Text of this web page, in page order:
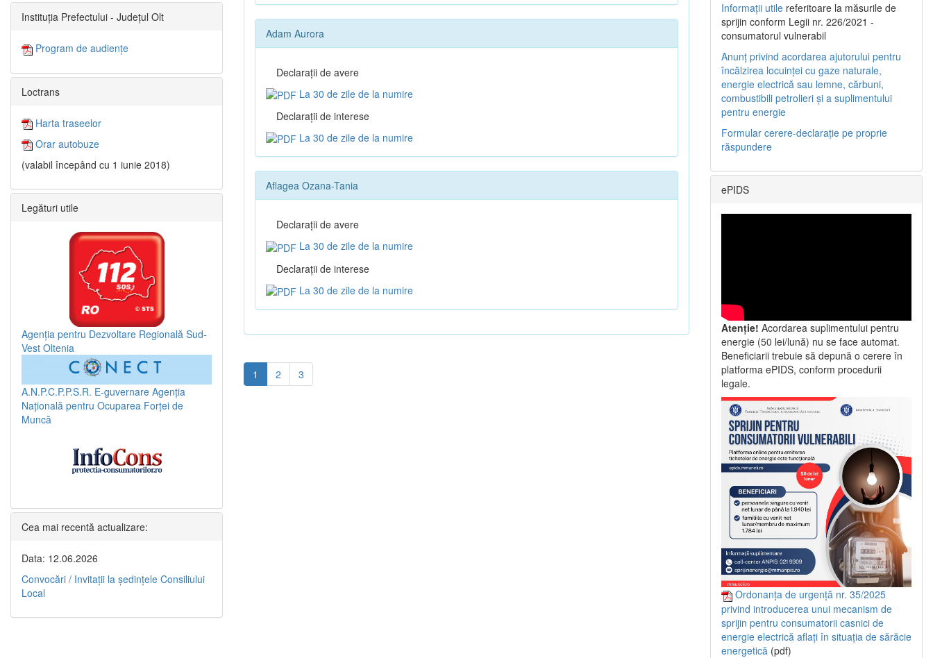
Adam Aurora
Declaraţii de avere
La 30 de zile de la numire
Declaraţii de interese
La 30 de zile de la numire
Aflagea Ozana-Tania
Declaraţii de avere
La 30 de zile de la numire
Declaraţii de interese
La 30 de zile de la numire
1 2 3
Instituția Prefectului - Județul Olt
Program de audiențe
Loctrans
Harta traseelor
Orar autobuze
(valabil începând cu 1 iunie 2018)
Legături utile
Agenția pentru Dezvoltare Regională Sud-
Vest Oltenia
A.N.P.C.P.P.S.R. E-guvernare Agenția
Națională pentru Ocuparea Forței de
Muncă
Cea mai recentă actualizare:
Data: 12.06.2026
Convocări / Invitaţii la şedinţele Consiliului
Local
Informații utile referitoare la măsurile de
sprijin conform Legii nr. 226/2021 -
consumatorul vulnerabil
Anunț privind acordarea ajutorului pentru
încălzirea locuinței cu gaze naturale,
energie electrică sau lemne, cărbuni,
combustibili petrolieri și a suplimentului
pentru energie
Formular cerere-declarație pe proprie
răspundere
ePIDS
Atenție! Acordarea suplimentului pentru
energie (50 lei/lună) nu se face automat.
Beneficiarii trebuie să depună o cerere în
platforma ePIDS, conform procedurii
legale.
Ordonanța de urgență nr. 35/2025
privind introducerea unui mecanism de
sprijin pentru consumatorii casnici de
energie electrică aflați în situația de sărăcie
energetică (pdf)